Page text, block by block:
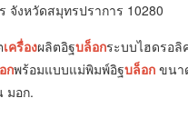
จังหวัดสมุทรปราการ 10280
เครื่องผลิตอิฐบล็อกระบบไฮดรอลิ
กพร้อมแบบแม่พิมพ์อิฐบล็อก ขนา
มอก.